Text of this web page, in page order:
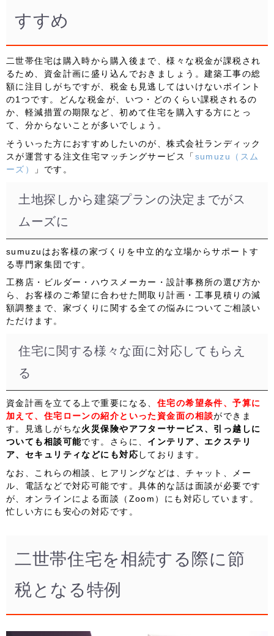
すすめ
二世帯住宅は購入時から購入後まで、様々な税金が課税され
るため、資金計画に盛り込んでおきましょう。建築工事の総
額に注目しがちですが、税金も見逃してはいけないポイント
の1つです。どんな税金が、いつ・どのくらい課税されるの
か、軽減措置の期限など、初めて住宅を購入する方にとっ
て、分からないことが多いでしょう。
そういった方におすすめしたいのが、株式会社ランディック
スが運営する注文住宅マッチングサービス「 sumuzu（スム
ーズ）
」です。
土地探しから建築プランの決定までがス
ムーズに
sumuzu はお客様の家づくりを中立的な立場からサポートす
る専門家集団です。
工務店・ビルダー・ハウスメーカー・設計事務所の選び方か
ら、お客様のご希望に合わせた間取り計画・工事見積りの減
額調整まで、家づくりに関する全ての悩みについてご相談い
ただけます。
住宅に関する様々な面に対応してもらえ
る
資金計画を立てる上で重要になる、 住宅の希望条件、予算に
加えて、住宅ローンの紹介といった資金面の相談ができま
す。見逃しがちな火災保険やアフターサービス、引っ越しに
ついても相談可能です。さらに、 インテリア、エクステリ
ア、セキュリティなどにも対応しております。
なお、これらの相談、ヒアリングなどは、チャット、メー
ル、電話などで対応可能です。具体的な話は面談が必要です
が、 オンラインによる面談（Zoom）にも対応 しています。
忙しい方にも安心の対応です。
二世帯住宅を相続する際に節
税となる特例